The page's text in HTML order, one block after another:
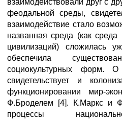
взаимодействовали друг с
феодальной среды,
взаимодействие стало
названная среда (как
цивилизаций) сложилась
обеспечила
социокультурных форм. О
свидетельствует и
функционировании мир-
Ф.Броделем [4]. К.Маркс и
процессы